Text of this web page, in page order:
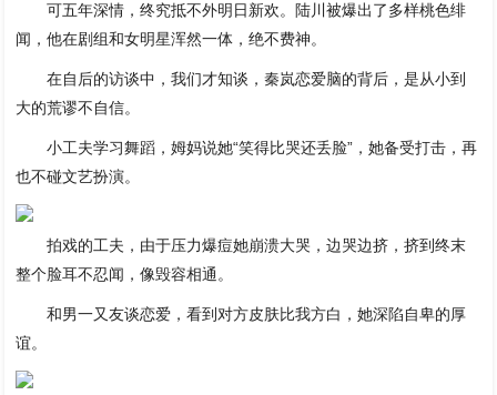
可五年深情，终究抵不外明日新欢。陆川被爆出了多样桃色绯
闻，他在剧组和女明星浑然一体，绝不费神。
在自后的访谈中，我们才知谈，秦岚恋爱脑的背后，是从小到
大的荒谬不自信。
小工夫学习舞蹈，姆妈说她“笑得比哭还丢脸”，她备受打击，再
也不碰文艺扮演。
拍戏的工夫，由于压力爆痘她崩溃大哭，边哭边挤，挤到终末
整个脸耳不忍闻，像毁容相通。
和男一又友谈恋爱，看到对方皮肤比我方白，她深陷自卑的厚
谊。